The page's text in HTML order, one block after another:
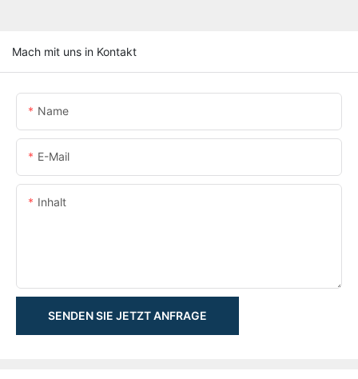
Mach mit uns in Kontakt
Name
E-Mail
Inhalt
SENDEN SIE JETZT ANFRAGE